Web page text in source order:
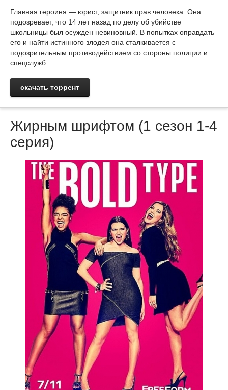
Главная героиня — юрист, защитник прав человека. Она
подозревает, что 14 лет назад по делу об убийстве
школьницы был осужден невиновный. В попытках оправдать
его и найти истинного злодея она сталкивается с
подозрительным противодействием со стороны полиции и
спецслужб.
скачать торрент
Жирным шрифтом (1 сезон 1-4
серия)